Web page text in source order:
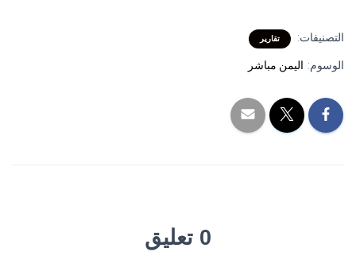
التصنيفات: تقارير
الوسوم: اليمن مباشر
0 تعليق